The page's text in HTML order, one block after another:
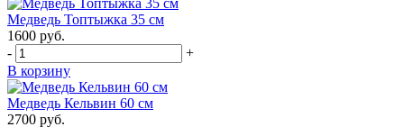
Медведь Топтыжка 35 см
1600 руб.
-
+
В корзину
Медведь Кельвин 60 см
2700 руб.